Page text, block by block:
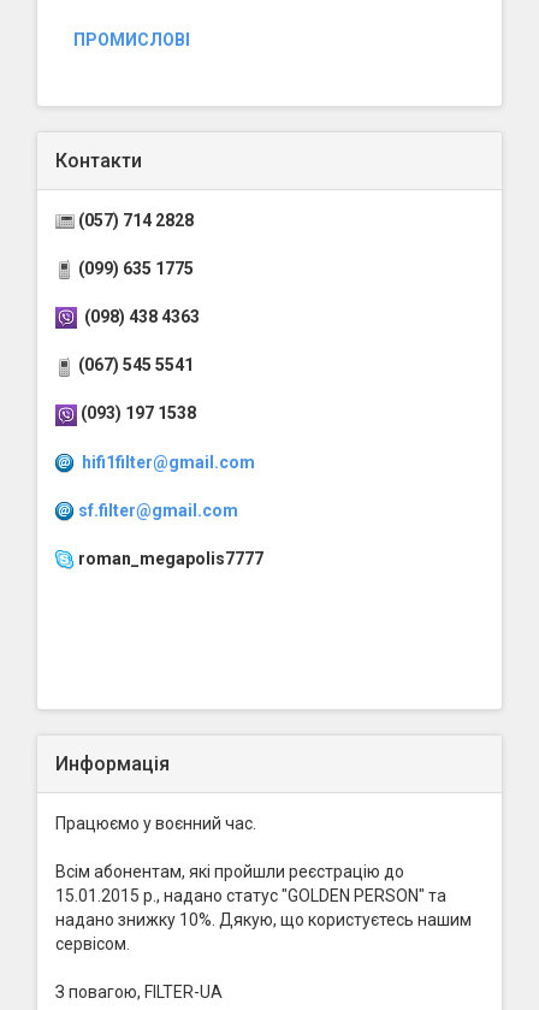
ПРОМИСЛОВІ
Контакти
(057) 714 2828
(099) 635 1775
(098) 438 4363
(067) 545 5541
(093) 197 1538
hifi1filter@gmail.com
sf.filter@gmail.com
roman_megapolis7777
Информація
Працюємо у воєнний час.
Всім абонентам, які пройшли реєстрацію до
15.01.2015 р., надано статус "GOLDEN PERSON" та
надано знижку 10%. Дякую, що користуєтесь нашим
сервісом.
З повагою, FILTER-UA